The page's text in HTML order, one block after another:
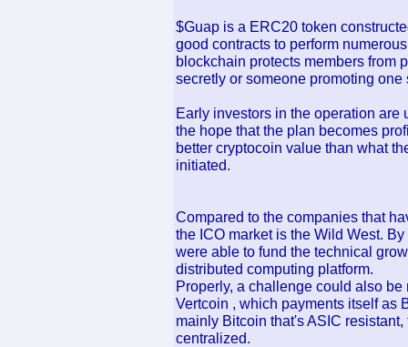
$Guap is a ERC20 token
good contracts to perform
blockchain protects members from
secretly or someone promoting
Early investors in the operation
the hope that the plan becomes
better cryptocoin value than what
initiated.
Compared to the companies that
the ICO market is the Wild West.
were able to fund the technical
distributed computing platform.
Properly, a challenge could also
Vertcoin , which payments itself as
mainly Bitcoin that's ASIC
centralized.